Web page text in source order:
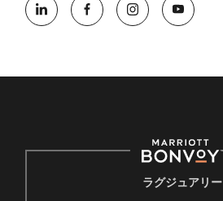
ラグジュアリー